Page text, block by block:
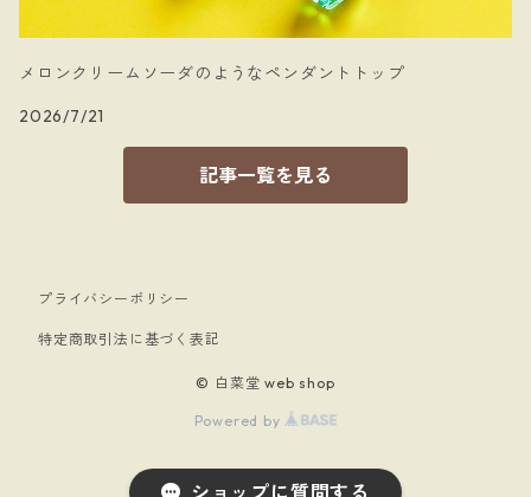
メロンクリームソーダのようなペンダントトップ
2026/7/21
記事一覧を見る
プライバシーポリシー
特定商取引法に基づく表記
© 白菜堂 web shop
Powered by
ショップに質問する